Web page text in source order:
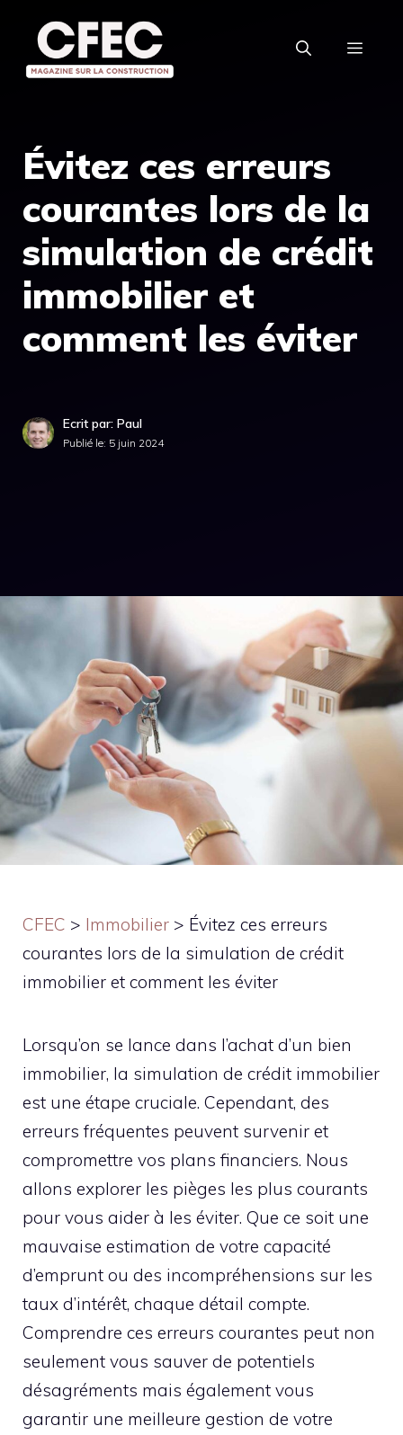
contenu
Évitez ces erreurs
courantes lors de la
simulation de crédit
immobilier et
comment les éviter
Ecrit par: Paul
Publié le: 5 juin 2024
CFEC > Immobilier > Évitez ces erreurs
courantes lors de la simulation de crédit
immobilier et comment les éviter
Lorsqu’on se lance dans l’achat d’un bien
immobilier, la simulation de crédit immobilier
est une étape cruciale. Cependant, des
erreurs fréquentes peuvent survenir et
compromettre vos plans financiers. Nous
allons explorer les pièges les plus courants
pour vous aider à les éviter. Que ce soit une
mauvaise estimation de votre capacité
d’emprunt ou des incompréhensions sur les
taux d’intérêt, chaque détail compte.
Comprendre ces erreurs courantes peut non
seulement vous sauver de potentiels
désagréments mais également vous
garantir une meilleure gestion de votre